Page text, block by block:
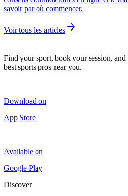
savoir par où commencer.
Voir tous les articles arrow_forward
Find your sport, book your session,
best sports pros near you.
Download on
App Store
Available on
Google Play
Discover